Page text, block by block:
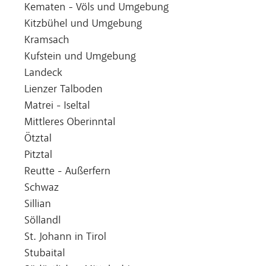
Kematen - Völs und Umgebung
Kitzbühel und Umgebung
Kramsach
Kufstein und Umgebung
Landeck
Lienzer Talboden
Matrei - Iseltal
Mittleres Oberinntal
Ötztal
Pitztal
Reutte - Außerfern
Schwaz
Sillian
Söllandl
St. Johann in Tirol
Stubaital